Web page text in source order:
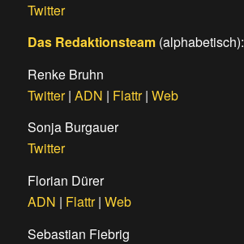
Twitter
Das Redaktionsteam (alphabetisch):
Renke Bruhn
Twitter| ADN | Flattr| Web
Sonja Burgauer
Twitter
Florian Dürer
ADN | Flattr| Web
Sebastian Fiebrig